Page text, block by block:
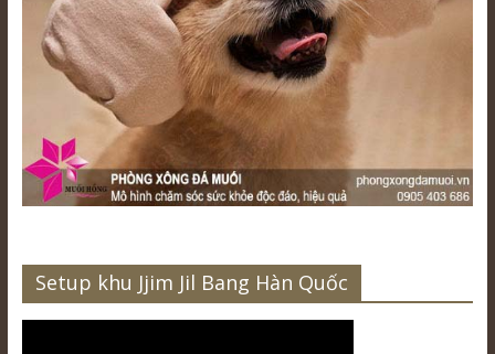
Setup khu Jjim Jil Bang Hàn Quốc